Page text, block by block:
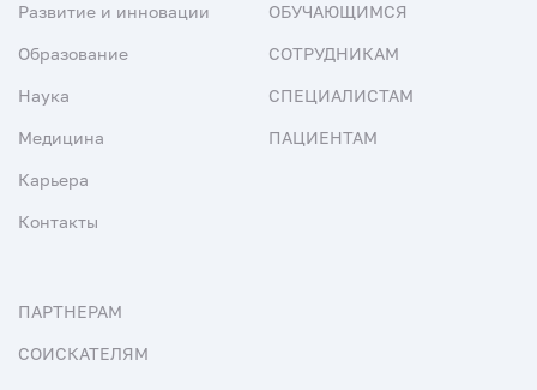
Развитие и инновации
Образование
Наука
Медицина
Карьера
Контакты
ОБУЧАЮЩИМСЯ
СОТРУДНИКАМ
СПЕЦИАЛИСТАМ
ПАЦИЕНТАМ
ПАРТНЕРАМ
СОИСКАТЕЛЯМ